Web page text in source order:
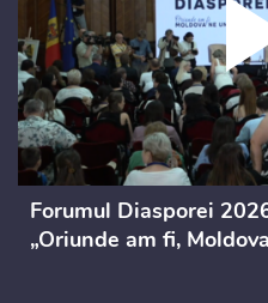
Forumul Diasporei
„Oriunde am fi,